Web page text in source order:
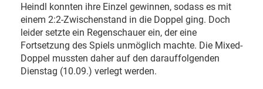
Heindl konnten ihre Einzel gewinnen, sodass es mit
einem 2:2-Zwischenstand in die Doppel ging. Doch
leider setzte ein Regenschauer ein, der eine
Fortsetzung des Spiels unmöglich machte. Die Mixed-
Doppel mussten daher auf den darauffolgenden
Dienstag (10.09.) verlegt werden.